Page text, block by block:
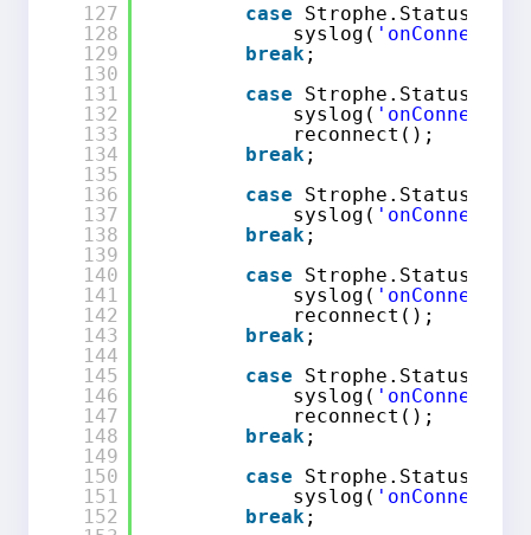
127
128
129
130
131
132
133
134
135
136
137
138
139
140
141
142
143
144
145
146
147
148
149
150
151
152
case
syslog( 'onConnect:
break;
case
syslog( 'onConnect:
reconnect();
break;
case
syslog( 'onConnect:
break;
case
syslog( 'onConnect:
reconnect();
break;
case
syslog( 'onConnect:
reconnect();
break;
case
syslog( 'onConnect:
break;